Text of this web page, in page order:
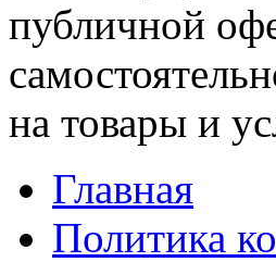
публичной
на товары и
Главная
Политика